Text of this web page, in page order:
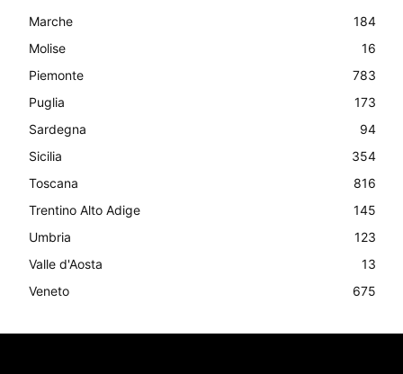
Marche
184
Molise
16
Piemonte
783
Puglia
173
Sardegna
94
Sicilia
354
Toscana
816
Trentino Alto Adige
145
Umbria
123
Valle d'Aosta
13
Veneto
675